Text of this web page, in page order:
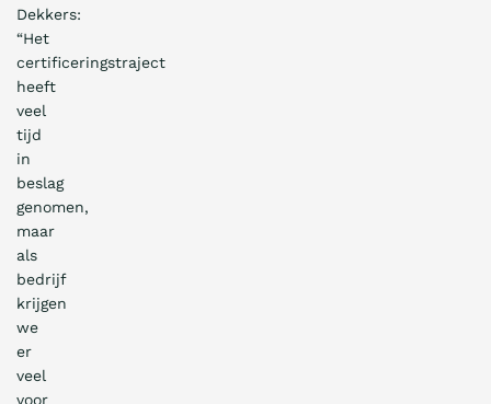
Dekkers:
“Het
certificeringstraject
heeft
veel
tijd
in
beslag
genomen,
maar
als
bedrijf
krijgen
we
er
veel
voor